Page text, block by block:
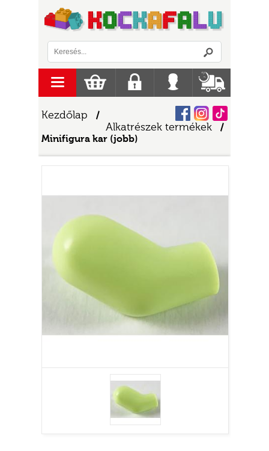
Kezdőlap /
Alkatrészek termékek
/
Minifigura kar (jobb)